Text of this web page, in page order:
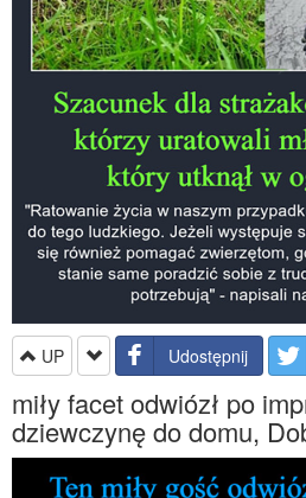
UP Udostępnij
miły facet odwiózł po
dziewczynę do domu,